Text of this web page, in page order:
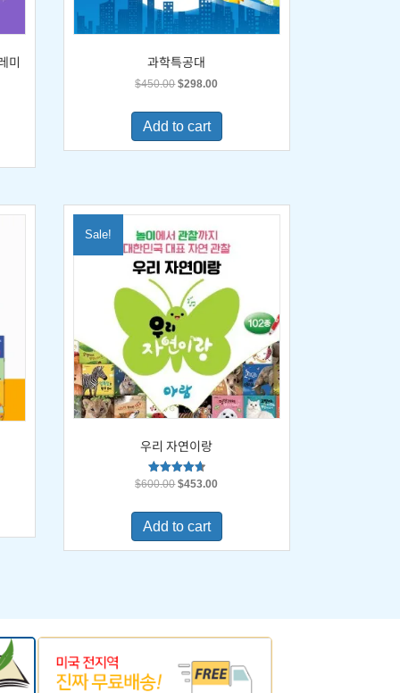
미
과학특공대
$450.00Original
was:
$450.00.
$298.00Current
is:
Add to cart
Sale!
우리 자연이랑
Rated
$600.00Original
was:
$600.00.
$453.00Current
is:
Add to cart